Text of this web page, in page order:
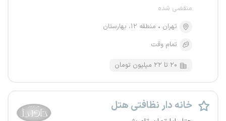
منقضی شده
تهران
منطقه ۱۲، بهارستان
تمام وقت
۲۰ تا ۲۲ میلیون تومان
خانه دار نظافتی هتل